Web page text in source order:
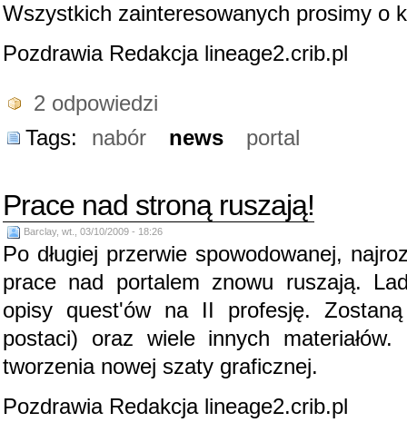
Wszystkich zainteresowanych prosimy o
Pozdrawia Redakcja lineage2.crib.pl
2 odpowiedzi
Tags:
nabór news portal
Prace nad stroną ruszają!
Barclay, wt., 03/10/2009 - 18:26
Po długiej przerwie spowodowanej,
prace nad portalem znowu ruszają.
opisy quest'ów na II profesję.
postaci) oraz wiele innych
tworzenia nowej szaty graficznej.
Pozdrawia Redakcja lineage2.crib.pl